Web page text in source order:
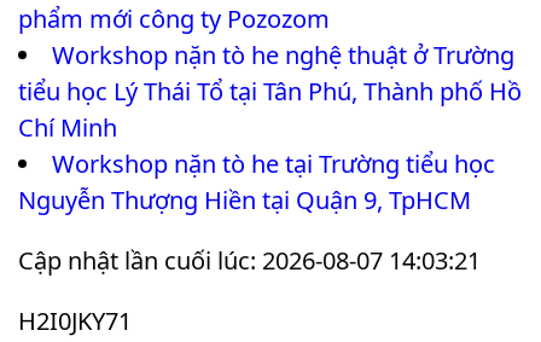
phẩm mới công ty Pozozom
Workshop nặn tò he nghệ thuật ở Trường
tiểu học Lý Thái Tổ tại Tân Phú, Thành phố Hồ
Chí Minh
Workshop nặn tò he tại Trường tiểu học
Nguyễn Thượng Hiền tại Quận 9, TpHCM
Cập nhật lần cuối lúc: 2026-08-07 14:03:21
H2I0JKY71